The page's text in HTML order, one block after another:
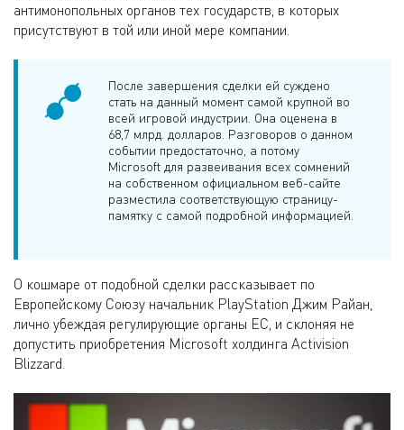
антимонопольных органов тех государств, в которых
присутствуют в той или иной мере компании.
После завершения сделки ей суждено
стать на данный момент самой крупной во
всей игровой индустрии. Она оценена в
68,7 млрд. долларов. Разговоров о данном
событии предостаточно, а потому
Microsoft для развеивания всех сомнений
на собственном официальном веб-сайте
разместила соответствующую страницу-
памятку с самой подробной информацией.
О кошмаре от подобной сделки рассказывает по
Европейскому Союзу начальник PlayStation Джим Райан,
лично убеждая регулирующие органы ЕС, и склоняя не
допустить приобретения Microsoft холдинга Activision
Blizzard.